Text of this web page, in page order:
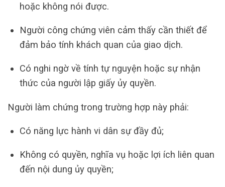
hoặc không nói được.
Người công chứng viên cảm thấy cần thiết để
đảm bảo tính khách quan của giao dịch.
Có nghi ngờ về tính tự nguyện hoặc sự nhận
thức của người lập giấy ủy quyền.
Người làm chứng trong trường hợp này phải:
Có năng lực hành vi dân sự đầy đủ;
Không có quyền, nghĩa vụ hoặc lợi ích liên quan
đến nội dung ủy quyền;